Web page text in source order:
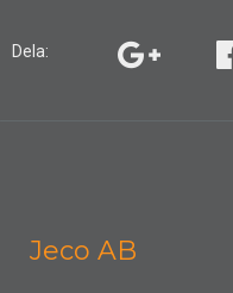
Dela:
Jeco AB